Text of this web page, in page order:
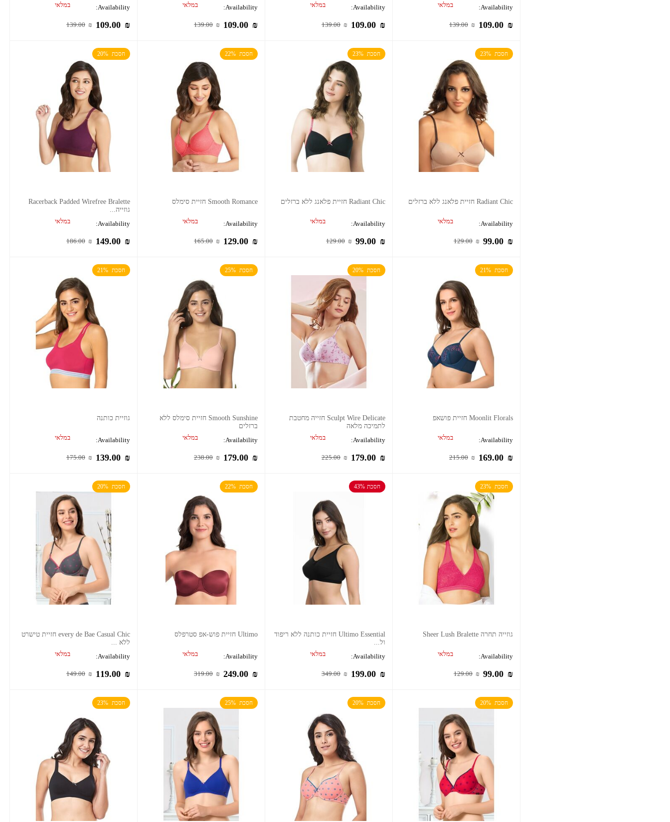
Availability: במלאי
139.00 ₪ 109.00 ₪
Availability:
במלאי
139.00 ₪ 109.00 ₪
Availability:
במלאי
139.00 ₪ 109.00 ₪
Availability:
במלאי
139.00 ₪ 109.00 ₪
חסכת  23%
Radiant Chic חזיית פלאנג ללא ברזלים
Availability: במלאי
129.00 ₪ 99.00 ₪
חסכת  23%
Radiant Chic חזיית פלאנג ללא ברזלים
Availability: במלאי
129.00 ₪ 99.00 ₪
חסכת  22%
Smooth Romance חזיית סימלס
Availability: במלאי
165.00 ₪ 129.00 ₪
חסכת  20%
Racerback Padded Wirefree Bralette
גוזייה...
Availability:
במלאי
186.00 ₪ 149.00 ₪
חסכת  21%
Moonlit Florals חזיית פושאפ
Availability: במלאי
215.00 ₪ 169.00 ₪
חסכת  20%
Sculpt Wire Delicate חזייה מחטבת
לתמיכה מלאה
Availability:
במלאי
225.00 ₪ 179.00 ₪
חסכת  25%
Smooth Sunshine חזיית סימלס ללא
ברזלים
Availability:
במלאי
238.00 ₪ 179.00 ₪
חסכת  21%
גוזיית כותנה
Availability: במלאי
175.00 ₪ 139.00 ₪
חסכת  23%
גוזייה תחרה Sheer Lush Bralette
Availability: במלאי
129.00 ₪ 99.00 ₪
חסכת 43%
Ultimo Essential חזיית כותנה ללא ריפוד
ול...
Availability:
במלאי
349.00 ₪ 199.00 ₪
חסכת  22%
Ultimo חזיית פוש-אפ סטרפלס
Availability: במלאי
319.00 ₪ 249.00 ₪
חסכת  20%
every de Bae Casual Chic חזיית טישרט
ללא ...
Availability:
במלאי
149.00 ₪ 119.00 ₪
חסכת  20% חסכת  20% חסכת  25% חסכת  23%